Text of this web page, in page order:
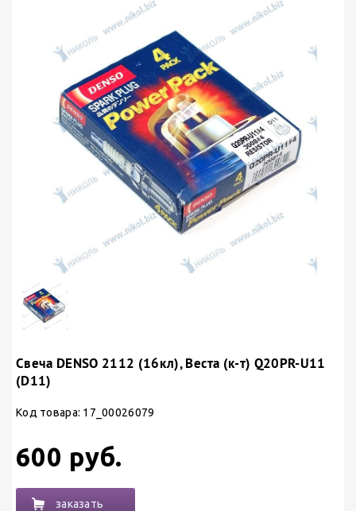
Свеча DENSO 2112 (16кл), Веста (к-т) Q20PR-U11
(D11)
Код товара: 17_00026079
600 руб.
заказать